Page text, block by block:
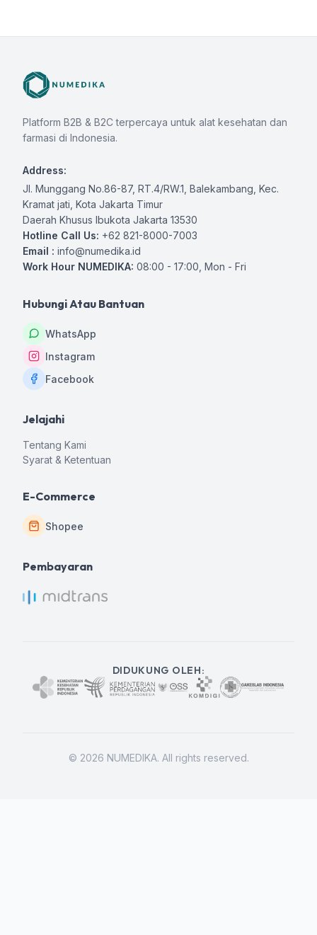
Platform B2B & B2C terpercaya untuk alat kesehatan dan
farmasi di Indonesia.
Address:
Jl. Munggang No.86-87, RT.4/RW.1, Balekambang, Kec.
Kramat jati, Kota Jakarta Timur
Daerah Khusus Ibukota Jakarta 13530
Hotline Call Us: +62 821-8000-7003
Email : info@numedika.id
Work Hour NUMEDIKA: 08:00 - 17:00, Mon - Fri
Hubungi Atau Bantuan
WhatsApp
Instagram
Facebook
Jelajahi
Tentang Kami
Syarat & Ketentuan
E-Commerce
Shopee
Pembayaran
DIDUKUNG OLEH:
© 2026 NUMEDIKA. All rights reserved.